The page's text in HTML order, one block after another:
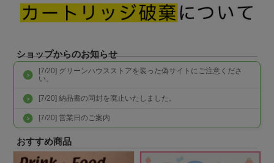
ショップからのお知らせ
[7/20] グリーンハウスストアを装った偽サイトにご注意くださ
い。
[7/20] 納品書の同封を廃止いたしました。
[7/20] 営業日のご案内
おすすめ商品